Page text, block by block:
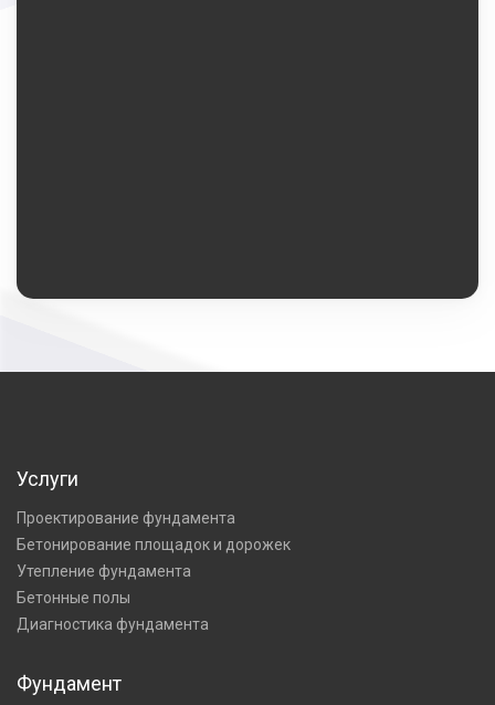
Услуги
Проектирование фундамента
Бетонирование площадок и дорожек
Утепление фундамента
Бетонные полы
Диагностика фундамента
Фундамент